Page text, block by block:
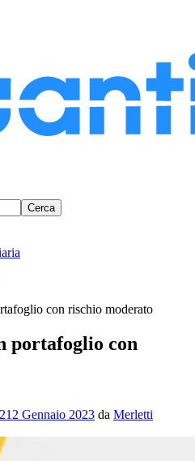
con rischio moderato
portafoglio con
12 Gennaio 2023 da Merletti